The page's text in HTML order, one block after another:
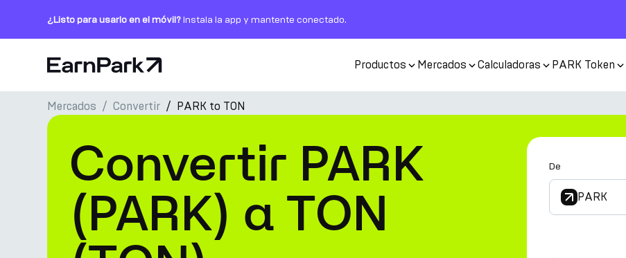
¿Listo para usarlo en el móvil?Instala la app y mantente conectado.
Página de inicio Productos Mercados Calculadoras PARK Token
Productos
Mercados
Calculadoras
PARK Token
Mercados Convertir PARK to TON
Convertir PARK
(PARK) a TON
De
PARK